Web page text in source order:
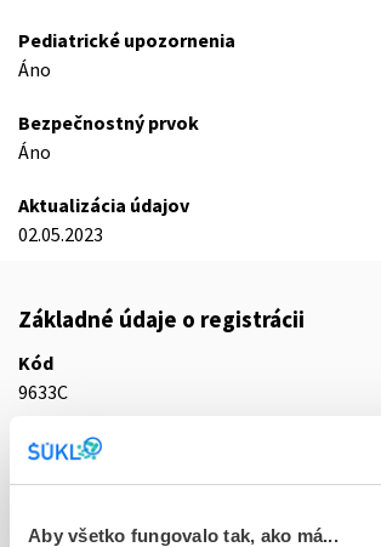
Aby všetko fungovalo tak, ako má...
Pediatrické upozornenia
Áno
Bezpečnostný prvok
Áno
Aktualizácia údajov
02.05.2023
Základné údaje o registrácii
Kód
9633C
Registračné číslo
Doplnok